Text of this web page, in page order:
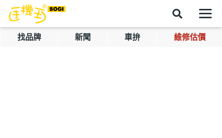
找品牌 新聞 車拚 維修估價